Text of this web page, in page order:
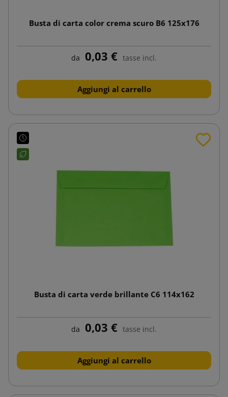
Busta di carta color crema scuro B6 125x176
da 0,03 € tasse incl.
Aggiungi al carrello
Busta di carta verde brillante C6 114x162
da 0,03 € tasse incl.
Aggiungi al carrello